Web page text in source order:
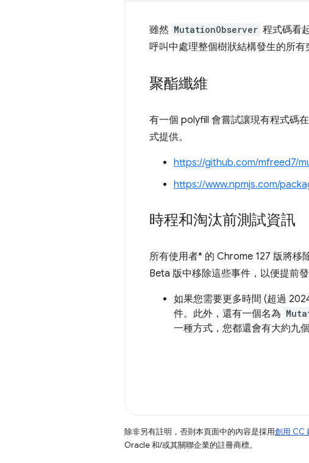
雖然 MutationObserver 程式碼看
呼叫中處理整個樹狀結構發生的所有
聚酯纖維
有一個 polyfill 會嘗試讓現有程式碼在
式提供。
https://github.com/mfreed7/
https://www.npmjs.com/
時程和淘汰前測試資訊
所有使用者* 的 Chrome 127 版將移
Beta 版中移除這些事件，以便提前發
如果您需要更多時間 (超過
件。此外，還有一個名為
一種方式，您都還會有大約九
除非另有註明，否則本頁面中的內容是採用創用 CC
Oracle 和/或其關聯企業的註冊商標。